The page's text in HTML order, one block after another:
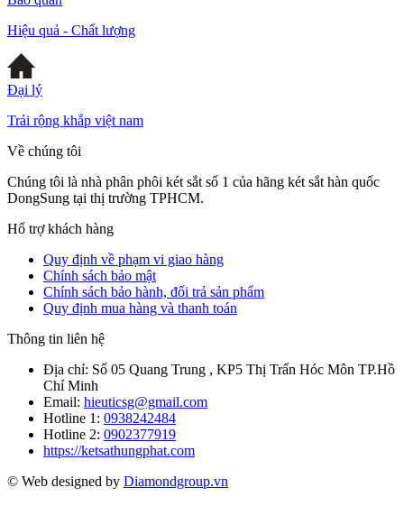
Hiệu quả - Chất lượng
Đại lý
Trải rộng khắp việt nam
Về chúng tôi
Chúng tôi là nhà phân phôi két sắt số 1 của hãng két sắt hàn quốc
DongSung tại thị trường TPHCM.
Hổ trợ khách hàng
Quy định về phạm vi giao hàng
Chính sách bảo mật
Chính sách bảo hành, đổi trả sản phẩm
Quy định mua hàng và thanh toán
Thông tin liên hệ
Địa chỉ: Số 05 Quang Trung , KP5 Thị Trấn Hóc Môn TP.Hồ
Chí Minh
Email: hieuticsg@gmail.com
Hotline 1: 0938242484
Hotline 2: 0902377919
https://ketsathungphat.com
© Web designed by Diamondgroup.vn